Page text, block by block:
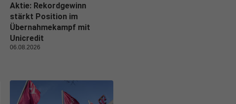
Aktie: Rekordgewinn
stärkt Position im
Übernahmekampf mit
Unicredit
06.08.2026